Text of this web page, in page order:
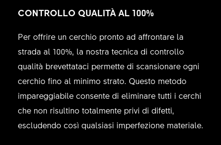
CONTROLLO QUALITÀ AL 100%
Per offrire un cerchio pronto ad affrontare la
strada al 100%, la nostra tecnica di controllo
qualità brevettataci permette di scansionare ogni
cerchio fino al minimo strato. Questo metodo
impareggiabile consente di eliminare tutti i cerchi
che non risultino totalmente privi di difetti,
escludendo così qualsiasi imperfezione materiale.